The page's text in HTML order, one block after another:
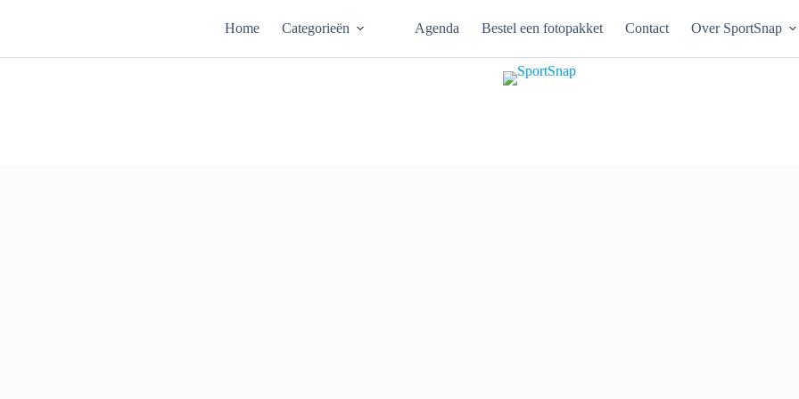
inhoud
Home Categorieën Agenda Bestel een fotopakket Contact Over SportSnap